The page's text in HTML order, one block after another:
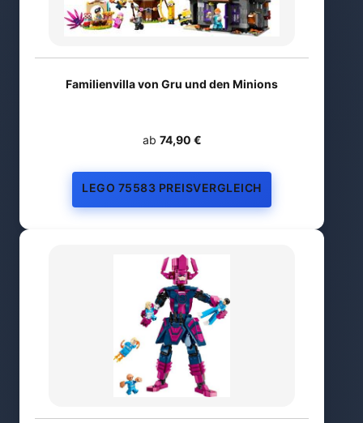
Familienvilla von Gru und den Minions
ab 74,90 €
LEGO 75583 PREISVERGLEICH